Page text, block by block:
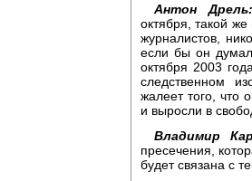
Антон Дрель:
октября, такой
журналистов,
если бы он
октября 2003
следственном
жалеет того, что
и выросли в
Владимир
пресечения,
будет связана с